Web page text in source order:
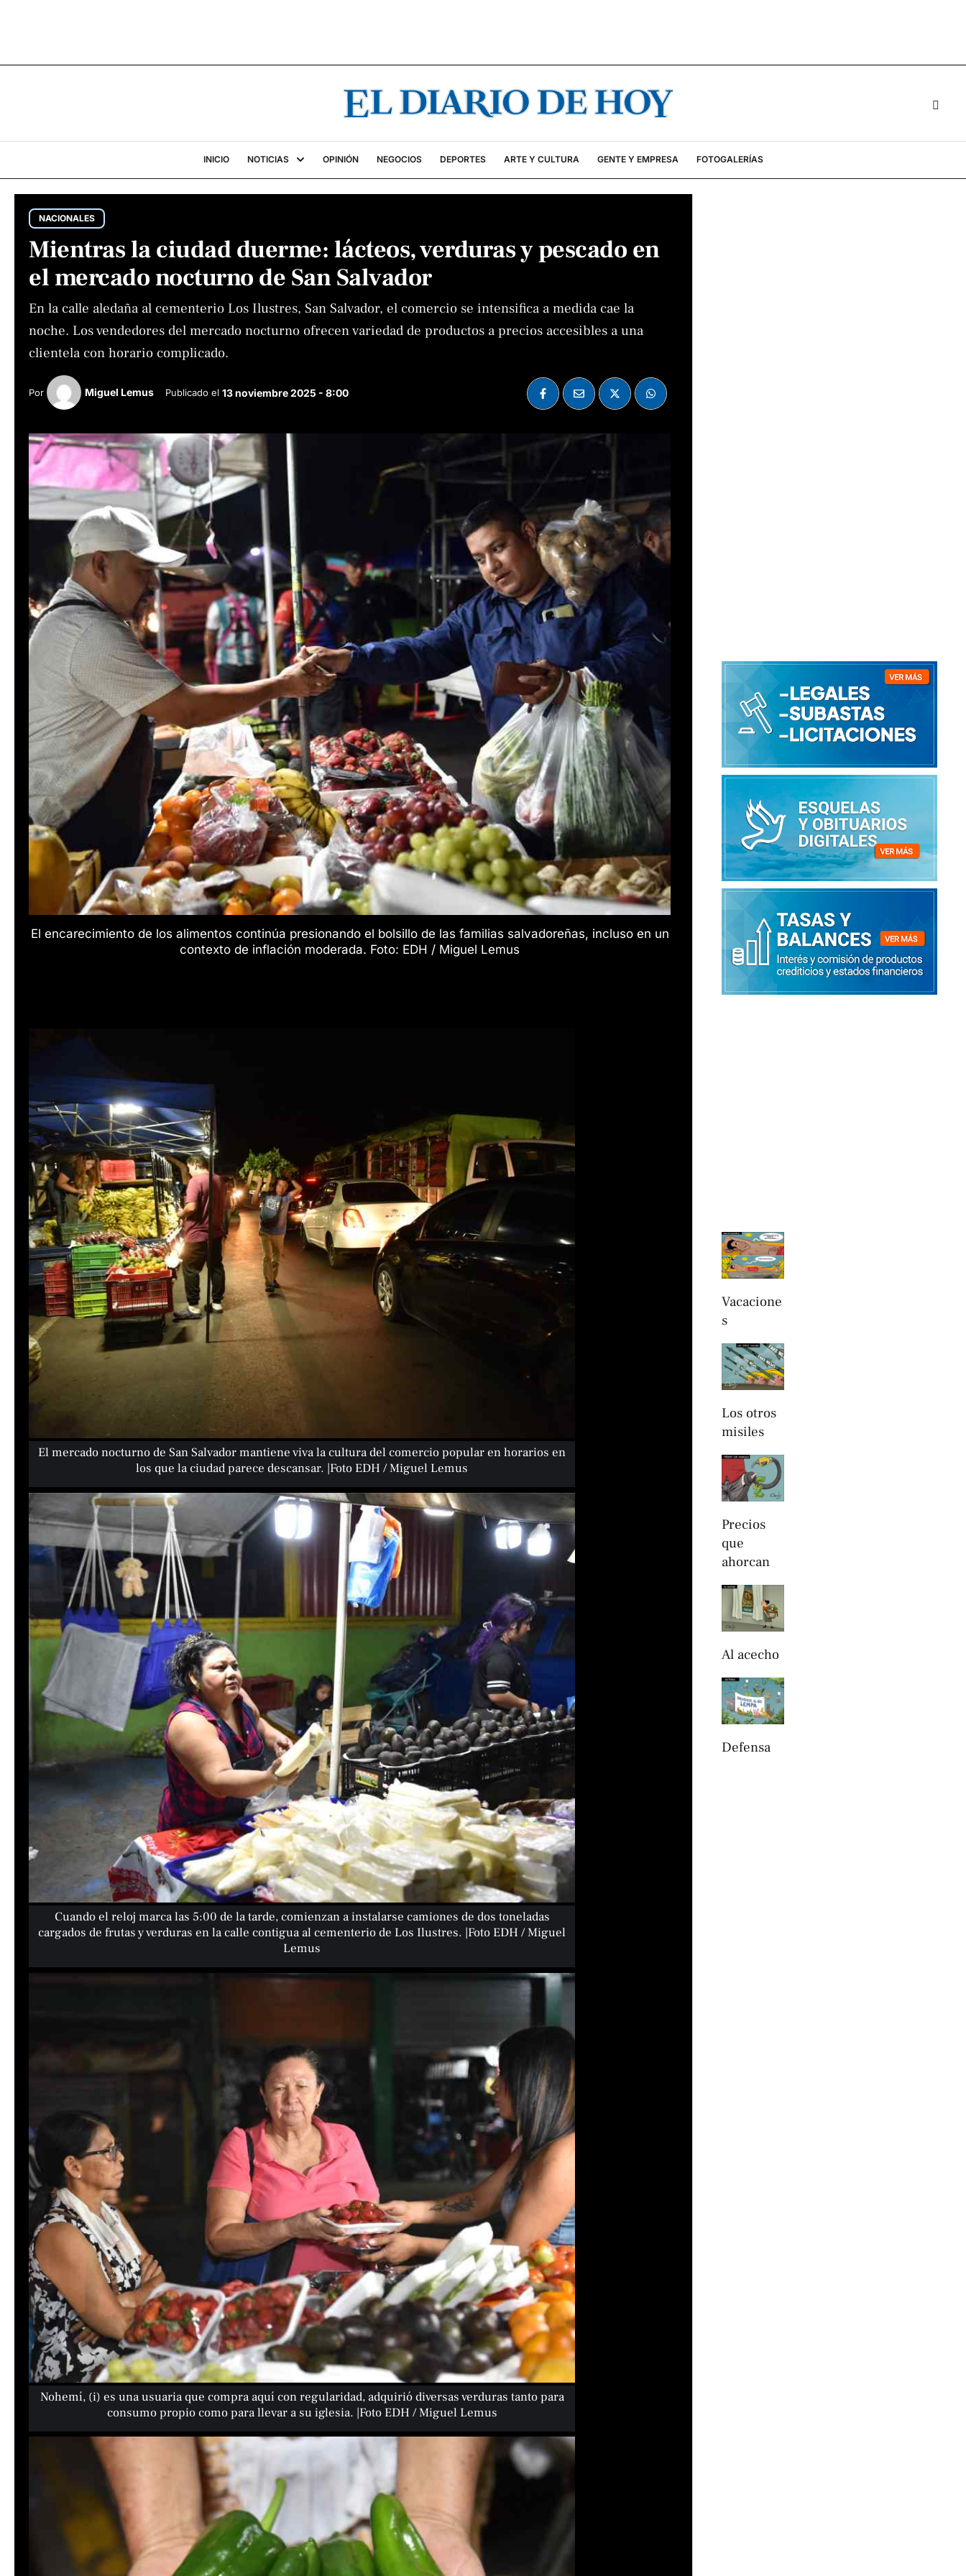
INICIO NOTICIAS OPINIÓN NEGOCIOS DEPORTES ARTE Y CULTURA GENTE Y EMPRESA FOTOGALERÍAS
NACIONALES
Mientras la ciudad duerme: lácteos, verduras y pescado en
el mercado nocturno de San Salvador
En la calle aledaña al cementerio Los Ilustres, San Salvador, el comercio se intensifica a medida cae la
noche. Los vendedores del mercado nocturno ofrecen variedad de productos a precios accesibles a una
clientela con horario complicado.
Por Miguel Lemus Publicado el 13 noviembre 2025 - 8:00
El encarecimiento de los alimentos continúa presionando el bolsillo de las familias salvadoreñas, incluso en un
contexto de inflación moderada. Foto: EDH / Miguel Lemus
El mercado nocturno de San Salvador mantiene viva la cultura del comercio popular en horarios en
los que la ciudad parece descansar. |Foto EDH / Miguel Lemus
Cuando el reloj marca las 5:00 de la tarde, comienzan a instalarse camiones de dos toneladas
cargados de frutas y verduras en la calle contigua al cementerio de Los Ilustres. |Foto EDH / Miguel
Lemus
Nohemí, (i) es una usuaria que compra aquí con regularidad, adquirió diversas verduras tanto para
consumo propio como para llevar a su iglesia. |Foto EDH / Miguel Lemus
Vacacione
s
Los otros
misiles
Precios
que
ahorcan
Al acecho
Defensa